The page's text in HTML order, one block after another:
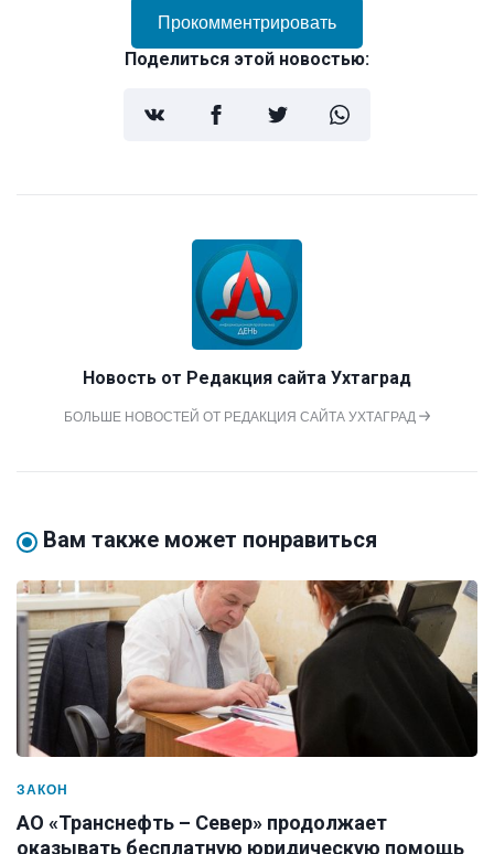
Прокомментрировать
Поделиться этой новостью:
Новость от Редакция сайта Ухтаград
БОЛЬШЕ НОВОСТЕЙ ОТ РЕДАКЦИЯ САЙТА УХТАГРАД
Вам также может понравиться
ЗАКОН
АО «Транснефть – Север» продолжает
оказывать бесплатную юридическую помощь